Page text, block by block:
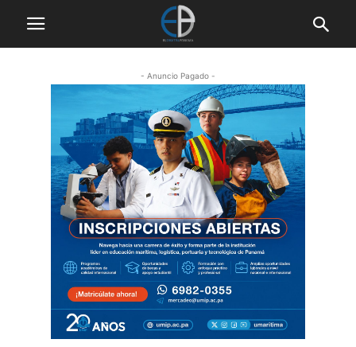
- Anuncio Pagado -